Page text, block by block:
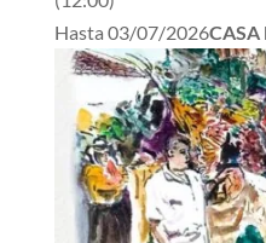
Hasta 03/07/2026CASA